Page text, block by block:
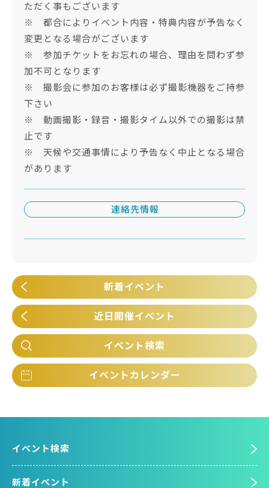
ただく事もございます
※ 都合によりイベント内容・特典内容が予告なく
変更となる場合がございます
※ 参加チケットをお忘れの場合、理由を問わず参
加不可となります
※ 撮影会に参加のお客様は必ず撮影機器をご持参
下さい
※ 動画撮影・録音・撮影タイム以外での撮影は禁
止です
※ 天候や交通事情により予告なく中止となる場合
があります
連絡先情報
新着イベント
近日開催イベント
イベント検索
イベントカレンダー
イベント検索
新着イベント